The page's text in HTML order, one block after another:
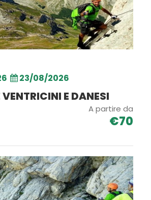
23/08/2026
VENTRICINI E DANESI
A partire da
€70